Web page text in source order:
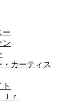
ー
ン
カーティス
ｒ